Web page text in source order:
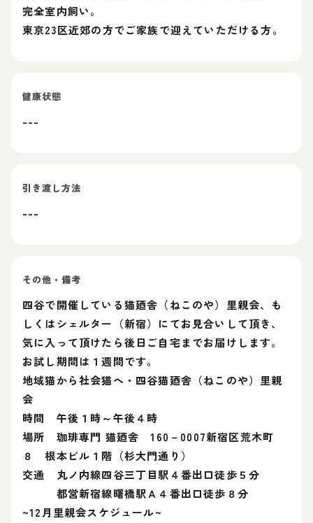
完全室内飼い。
東京23区近郊の方でご家族で迎えていただける方。
健康状態
---
引き渡し方法
---
その他・備考
四谷で開催している猫廼舎（ねこのや）里親会、も
しくはシェルター（新宿）にてお見合いして頂き、
気に入って頂けたら後日ご自宅までお届けします。
お試し期間は１週間です。
地域猫から社会猫へ・四谷猫廼舎（ねこのや）里親
会
時間 午後１時～午後４時
場所 珈琲専門 猫廼舎 160－0007新宿区荒木町
８ 根本ビル１階（杉大門通り）
交通 丸ノ内線四谷三丁目駅４番出口徒歩５分
都営新宿線曙橋駅Ａ４番出口徒歩８分
~12月里親会スケジュール~